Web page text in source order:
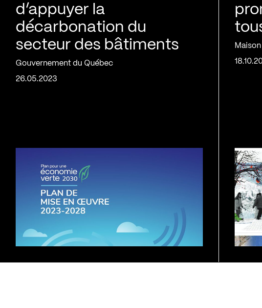
d’appuyer la
décarbonation du
secteur des bâtiments
Gouvernement du Québec
26.05.2023